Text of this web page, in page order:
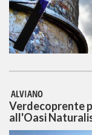
ALVIANO
Verdecoprente
all'Oasi